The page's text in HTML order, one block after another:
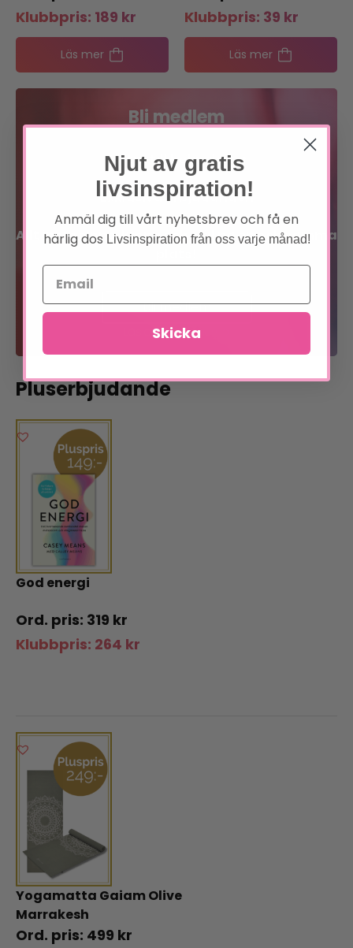
Klubbpris: 189 kr
Läs mer
Klubbpris: 39 kr
Läs mer
Bli medlem
Förtur till boknyheter
Exklusiva erbjudanden
Allt inom sinne, kropp och själ på en och samma
Bli medlem
Läs om förmånerna
Pluserbjudande
God energi
319 kr
Klubbpris: 264 kr
Yogamatta Gaiam Olive
Marrakesh
499 kr
Njut av gratis
livsinspiration!
Anmäl dig till vårt nyhetsbrev och få en
härlig dos Livsinspiration från oss varje månad!
Skicka